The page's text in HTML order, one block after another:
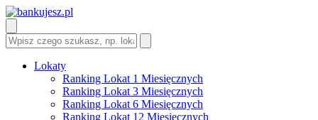
Lokaty
Ranking Lokat 1 Miesięcznych
Ranking Lokat 3 Miesięcznych
Ranking Lokat 6 Miesięcznych
Ranking Lokat 12 Miesięcznych